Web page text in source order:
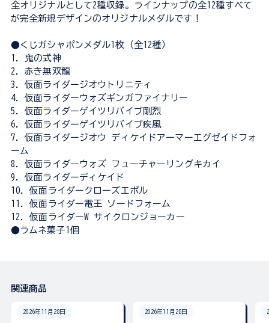
全オリジナルとして2種収録。ラインナップの全12種すべて
が完全新規デザインのオリジナルメダルです！
●くじガシャポンメダル1枚（全12種）
1．鬼の式神
2．赤き無双龍
3．仮面ライダージオウトリニティ
4．仮面ライダーウォズギンガファイナリー
5．仮面ライダーゲイツリバイブ剛烈
6．仮面ライダーゲイツリバイブ疾風
7．仮面ライダージオウ ディケイドアーマーエグゼイドフォ
ーム
8．仮面ライダーウォズ フューチャーリングキカイ
9．仮面ライダーディケイド
10．仮面ライダークローズエボル
11．仮面ライダー電王 ソードフォーム
12．仮面ライダーW サイクロンジョーカー
●ラムネ菓子1個
関連商品
2026年11月28日 2026年11月28日